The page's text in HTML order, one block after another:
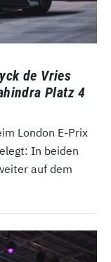
de Vries
Platz 4
London E-Prix
In beiden
auf dem